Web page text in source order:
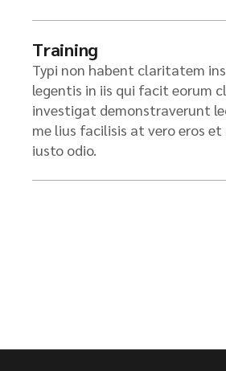
Training
Typi non habent claritatem
legentis in iis qui facit eorum
investigat demonstraverunt
me lius facilisis at vero eros
iusto odio.